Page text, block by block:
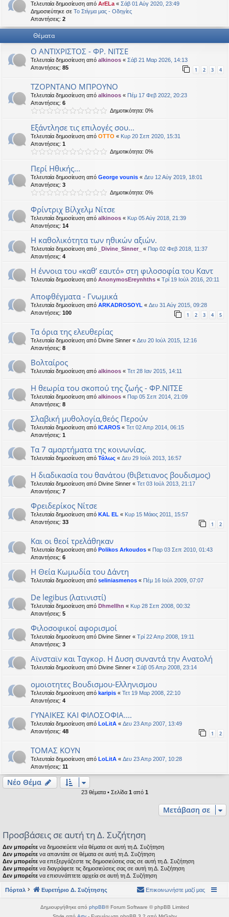
εις
Τελευταία δημοσίευση από ArELa « Σάβ 01 Αύγ 2020, 23:49
Δημοσιεύτηκε σε Το Στίγμα μας - Οδηγίες
Απαντήσεις: 2
Θέματα
Ο ΑΝΤΙΧΡΙΣΤΟΣ - ΦΡ. ΝΙΤΣΕ
Τελευταία δημοσίευση από alkinoos « Σάβ 21 Μαρ 2026, 14:13
Απαντήσεις: 85 1 2 3 4
ΤΖΟΡΝΤΑΝΟ ΜΠΡΟΥΝΟ
Τελευταία δημοσίευση από alkinoos « Πέμ 17 Φεβ 2022, 20:23
Απαντήσεις: 6
Δημοτικότητα: 0%
Εξάντλησε τις επιλογές σου...
Τελευταία δημοσίευση από OTTO « Κυρ 20 Σεπ 2020, 15:31
Απαντήσεις: 1
Δημοτικότητα: 0%
Περί Ηθικής...
Τελευταία δημοσίευση από George vounis « Δευ 12 Αύγ 2019, 18:01
Απαντήσεις: 3
Δημοτικότητα: 0%
Φρίντριχ Βίλχελμ Νίτσε
Τελευταία δημοσίευση από alkinoos « Κυρ 05 Αύγ 2018, 21:39
Απαντήσεις: 14
Η καθολικότητα των ηθικών αξιών.
Τελευταία δημοσίευση από _Divine_Sinner_ « Παρ 02 Φεβ 2018, 11:37
Απαντήσεις: 4
Η έννοια του «καθ’ εαυτό» στη φιλοσοφία του Καντ
Τελευταία δημοσίευση από AnonymosEreynhths « Τρί 19 Ιούλ 2016, 20:11
Αποφθέγματα - Γνωμικά
Τελευταία δημοσίευση από ARKADROSOYL « Δευ 31 Αύγ 2015, 09:28
Απαντήσεις: 100 1 2 3 4 5
Τα όρια της ελευθερίας
Τελευταία δημοσίευση από Divine Sinner « Δευ 20 Ιούλ 2015, 12:16
Απαντήσεις: 8
Βολταίρος
Τελευταία δημοσίευση από alkinoos « Τετ 28 Ιαν 2015, 14:11
Η θεωρία του σκοπού της ζωής - ΦΡ.ΝΙΤΣΕ
Τελευταία δημοσίευση από alkinoos « Παρ 05 Σεπ 2014, 21:09
Απαντήσεις: 8
Σλαβική μυθολογία,θεός Περούν
Τελευταία δημοσίευση από ICAROS « Τετ 02 Απρ 2014, 06:15
Απαντήσεις: 1
Tα 7 αμαρτήματα της κοινωνίας.
Τελευταία δημοσίευση από Τάλως « Δευ 29 Ιούλ 2013, 16:57
Η διαδικασία του θανάτου (θιβετιανος βουδισμος)
Τελευταία δημοσίευση από Divine Sinner « Τετ 03 Ιούλ 2013, 21:17
Απαντήσεις: 7
Φρειδερίκος Νίτσε
Τελευταία δημοσίευση από KAL EL « Κυρ 15 Μάιος 2011, 15:57
Απαντήσεις: 33 1 2
Και οι θεοί τρελάθηκαν
Τελευταία δημοσίευση από Polikos Arkoudos « Παρ 03 Σεπ 2010, 01:43
Απαντήσεις: 6
Η Θεία Κωμωδία του Δάντη
Τελευταία δημοσίευση από seliniasmenos « Πέμ 16 Ιούλ 2009, 07:07
De legibus (λατινιστί)
Τελευταία δημοσίευση από Dhmellhn « Κυρ 28 Σεπ 2008, 00:32
Απαντήσεις: 5
Φιλοσοφικοί αφορισμοί
Τελευταία δημοσίευση από Divine Sinner « Τρί 22 Απρ 2008, 19:11
Απαντήσεις: 3
Αϊνσταϊν και Ταγκορ. Η Δυση συναντά την Ανατολή
Τελευταία δημοσίευση από Divine Sinner « Σάβ 05 Απρ 2008, 23:14
ομοιοτητες Βουδισμου-Ελληνισμου
Τελευταία δημοσίευση από karipis « Τετ 19 Μαρ 2008, 22:10
Απαντήσεις: 4
ΓΥΝΑΙΚΕΣ ΚΑΙ ΦΙΛΟΣΟΦΙΑ....
Τελευταία δημοσίευση από LoLitA « Δευ 23 Απρ 2007, 13:49
Απαντήσεις: 48 1 2
ΤΟΜΑΣ ΚΟΥΝ
Τελευταία δημοσίευση από LoLitA « Δευ 23 Απρ 2007, 10:28
Απαντήσεις: 11
Νέο Θέμα
23 θέματα • Σελίδα 1 από 1
Μετάβαση σε
Προσβάσεις σε αυτή τη Δ. Συζήτηση
Δεν μπορείτε να δημοσιεύετε νέα θέματα σε αυτή τη Δ. Συζήτηση
Δεν μπορείτε να απαντάτε σε θέματα σε αυτή τη Δ. Συζήτηση
Δεν μπορείτε να επεξεργάζεστε τις δημοσιεύσεις σας σε αυτή τη Δ. Συζήτηση
Δεν μπορείτε να διαγράφετε τις δημοσιεύσεις σας σε αυτή τη Δ. Συζήτηση
Δεν μπορείτε να επισυνάπτετε αρχεία σε αυτή τη Δ. Συζήτηση
Πόρταλ Ευρετήριο Δ. Συζήτησης Επικοινωνήστε μαζί μας
Δημιουργήθηκε από phpBB® Forum Software © phpBB Limited